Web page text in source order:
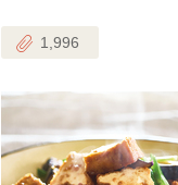
1,996